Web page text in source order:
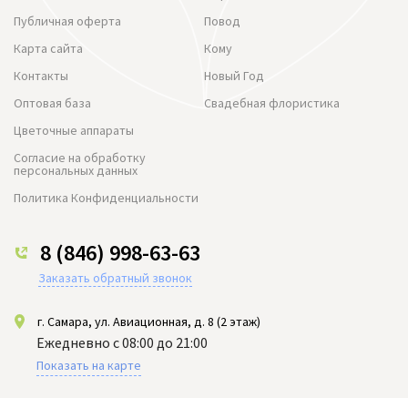
Публичная оферта
Карта сайта
Контакты
Оптовая база
Цветочные аппараты
Согласие на обработку
персональных данных
Политика Конфиденциальности
Повод
Кому
Новый Год
Свадебная флористика
8 (846) 998-63-63
Заказать обратный звонок
г. Самара, ул. Авиационная, д. 8 (2 этаж)
Ежедневно с 08:00 до 21:00
Показать на карте